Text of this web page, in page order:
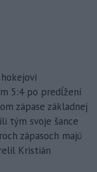
5:4 po predĺžení
zápase základnej
tým svoje šance
zápasoch majú
Kristián